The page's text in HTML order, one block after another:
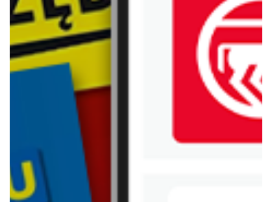
od dziś
Biedronka
od dziś
Oferta od czwartku
WIĘCEJ GAZETEK